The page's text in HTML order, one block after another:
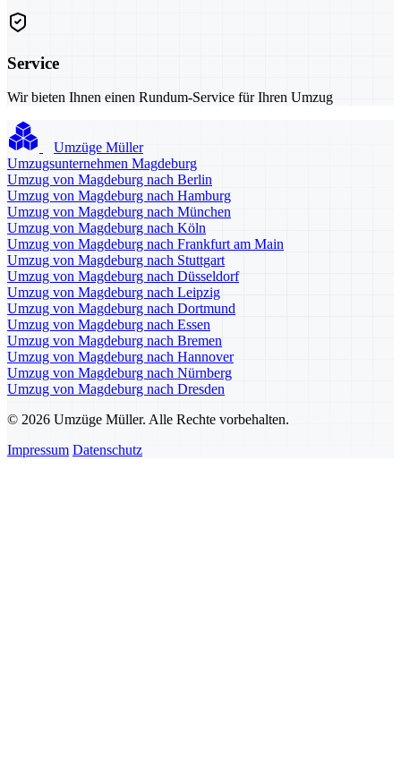
Service
Wir bieten Ihnen einen Rundum-Service für Ihren Umzug
Umzüge Müller
Umzugsunternehmen Magdeburg
Umzug von Magdeburg nach Berlin
Umzug von Magdeburg nach Hamburg
Umzug von Magdeburg nach München
Umzug von Magdeburg nach Köln
Umzug von Magdeburg nach Frankfurt am Main
Umzug von Magdeburg nach Stuttgart
Umzug von Magdeburg nach Düsseldorf
Umzug von Magdeburg nach Leipzig
Umzug von Magdeburg nach Dortmund
Umzug von Magdeburg nach Essen
Umzug von Magdeburg nach Bremen
Umzug von Magdeburg nach Hannover
Umzug von Magdeburg nach Nürnberg
Umzug von Magdeburg nach Dresden
© 2026 Umzüge Müller. Alle Rechte vorbehalten.
Impressum Datenschutz